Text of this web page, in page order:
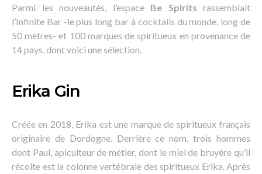
Parmi les nouveautés, l’espace Be Spirits rassemblait
l’Infinite Bar -le plus long bar à cocktails du monde, long de
50 mètres- et 100 marques de spiritueux en provenance de
14 pays, dont voici une sélection.
Erika Gin
Créée en 2018, Erika est une marque de spiritueux français
originaire de Dordogne. Derrière ce nom, trois hommes
dont Paul, apiculteur de métier, dont le miel de bruyère qu’il
récolte est la colonne vertébrale des spiritueux Erika. Après